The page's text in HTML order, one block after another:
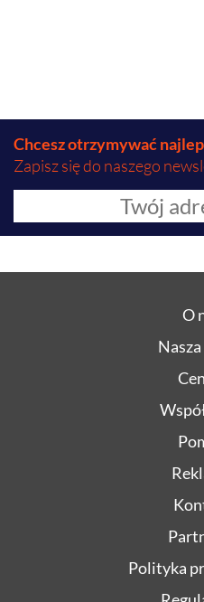
Chcesz otrzymywać
Zapisz się do naszego
O
Polityka